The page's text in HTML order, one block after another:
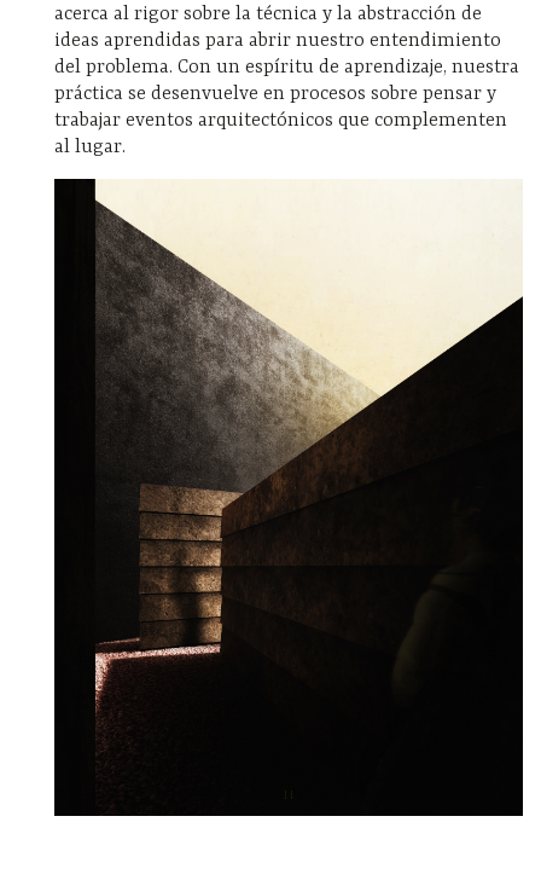
acerca al rigor sobre la técnica y la abstracción de
ideas aprendidas para abrir nuestro entendimiento
del problema. Con un espíritu de aprendizaje, nuestra
práctica se desenvuelve en procesos sobre pensar y
trabajar eventos arquitectónicos que complementen
al lugar.